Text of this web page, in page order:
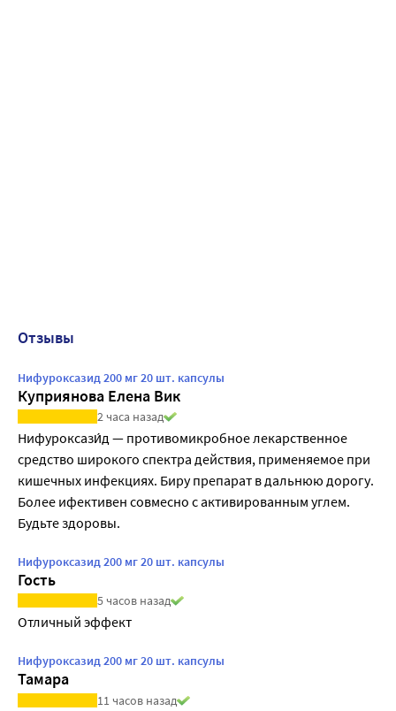
Отзывы
Нифуроксазид 200 мг 20 шт. капсулы
Куприянова Елена Вик
2 часа назад
Нифуроксази́д — противомикробное лекарственное
средство широкого спектра действия, применяемое при
кишечных инфекциях. Биру препарат в дальнюю дорогу.
Более ифективен совмесно с активированным углем.
Будьте здоровы.
Нифуроксазид 200 мг 20 шт. капсулы
Гость
5 часов назад
Отличный эффект
Нифуроксазид 200 мг 20 шт. капсулы
Тамара
11 часов назад